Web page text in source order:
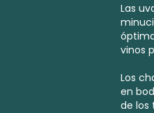
Las
vinos
Los
en
de los